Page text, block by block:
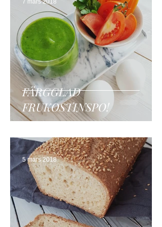
FÄRGGLAD
FRUKOSTINSPO!
7 mars 2018
5 mars 2018